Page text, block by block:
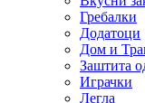
Гребалки
Додатоци
Дом и
Заштита
Играчки
Легла